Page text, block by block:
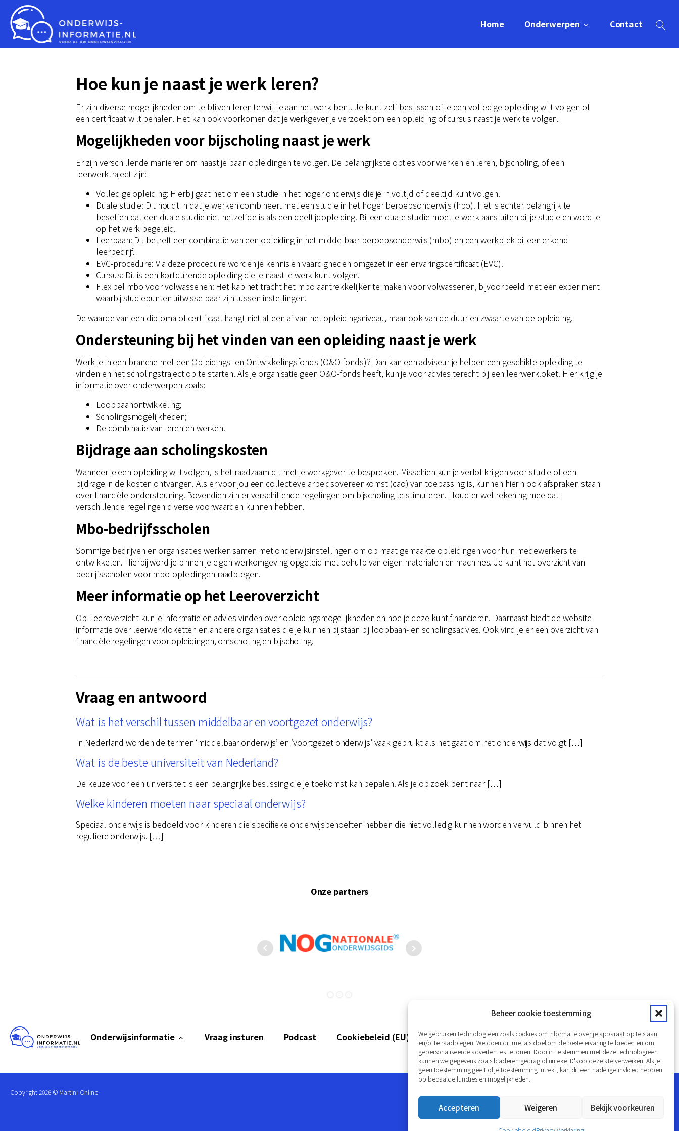
Beheer cookie toestemming
We gebruiken technologieën zoals cookies om informatie over je apparaat op te slaan
en/of te raadplegen. We doen dit met als doel om de beste ervaring te bieden en om
gepersonaliseerde advertenties te tonen. Door in te stemmen met deze technologieën
kunnen we gegevens zoals bladeren gedrag of unieke ID's op deze site verwerken. Als je
geen toestemming geeft of je toestemming intrekt, kan dit een nadelige invloed hebben
op bepaalde functies en mogelijkheden.
Accepteren Weigeren Bekijk voorkeuren
Home Onderwerpen Contact
Hoe kun je naast je werk leren?
Er zijn diverse mogelijkheden om te blijven leren terwijl je aan het werk bent. Je kunt zelf beslissen of je een volledige opleiding wilt volgen of
een certificaat wilt behalen. Het kan ook voorkomen dat je werkgever je verzoekt om een opleiding of cursus naast je werk te volgen.
Mogelijkheden voor bijscholing naast je werk
Er zijn verschillende manieren om naast je baan opleidingen te volgen. De belangrijkste opties voor werken en leren, bijscholing, of een
leerwerktraject zijn:
Volledige opleiding: Hierbij gaat het om een studie in het hoger onderwijs die je in voltijd of deeltijd kunt volgen.
Duale studie: Dit houdt in dat je werken combineert met een studie in het hoger beroepsonderwijs (hbo). Het is echter belangrijk te
beseffen dat een duale studie niet hetzelfde is als een deeltijdopleiding. Bij een duale studie moet je werk aansluiten bij je studie en word je
op het werk begeleid.
Leerbaan: Dit betreft een combinatie van een opleiding in het middelbaar beroepsonderwijs (mbo) en een werkplek bij een erkend
leerbedrijf.
EVC-procedure: Via deze procedure worden je kennis en vaardigheden omgezet in een ervaringscertificaat (EVC).
Cursus: Dit is een kortdurende opleiding die je naast je werk kunt volgen.
Flexibel mbo voor volwassenen: Het kabinet tracht het mbo aantrekkelijker te maken voor volwassenen, bijvoorbeeld met een experiment
waarbij studiepunten uitwisselbaar zijn tussen instellingen.
De waarde van een diploma of certificaat hangt niet alleen af van het opleidingsniveau, maar ook van de duur en zwaarte van de opleiding.
Ondersteuning bij het vinden van een opleiding naast je werk
Werk je in een branche met een Opleidings- en Ontwikkelingsfonds (O&O-fonds)? Dan kan een adviseur je helpen een geschikte opleiding te
vinden en het scholingstraject op te starten. Als je organisatie geen O&O-fonds heeft, kun je voor advies terecht bij een leerwerkloket. Hier krijg je
informatie over onderwerpen zoals:
Loopbaanontwikkeling;
Scholingsmogelijkheden;
De combinatie van leren en werken.
Bijdrage aan scholingskosten
Wanneer je een opleiding wilt volgen, is het raadzaam dit met je werkgever te bespreken. Misschien kun je verlof krijgen voor studie of een
bijdrage in de kosten ontvangen. Als er voor jou een collectieve arbeidsovereenkomst (cao) van toepassing is, kunnen hierin ook afspraken staan
over financiële ondersteuning. Bovendien zijn er verschillende regelingen om bijscholing te stimuleren. Houd er wel rekening mee dat
verschillende regelingen diverse voorwaarden kunnen hebben.
Mbo-bedrijfsscholen
Sommige bedrijven en organisaties werken samen met onderwijsinstellingen om op maat gemaakte opleidingen voor hun medewerkers te
ontwikkelen. Hierbij word je binnen je eigen werkomgeving opgeleid met behulp van eigen materialen en machines. Je kunt het overzicht van
bedrijfsscholen voor mbo-opleidingen raadplegen.
Meer informatie op het Leeroverzicht
Op Leeroverzicht kun je informatie en advies vinden over opleidingsmogelijkheden en hoe je deze kunt financieren. Daarnaast biedt de website
informatie over leerwerkloketten en andere organisaties die je kunnen bijstaan bij loopbaan- en scholingsadvies. Ook vind je er een overzicht van
financiële regelingen voor opleidingen, omscholing en bijscholing.
Vraag en antwoord
Wat is het verschil tussen middelbaar en voortgezet onderwijs?
In Nederland worden de termen ‘middelbaar onderwijs’ en ‘voortgezet onderwijs’ vaak gebruikt als het gaat om het onderwijs dat volgt […]
Wat is de beste universiteit van Nederland?
De keuze voor een universiteit is een belangrijke beslissing die je toekomst kan bepalen. Als je op zoek bent naar […]
Welke kinderen moeten naar speciaal onderwijs?
Speciaal onderwijs is bedoeld voor kinderen die specifieke onderwijsbehoeften hebben die niet volledig kunnen worden vervuld binnen het
reguliere onderwijs. […]
Onze partners
Onderwijsinformatie Vraag insturen Podcast Cookiebeleid (EU) Disclaimer Privacy Verklaring Van onze partners
Copyright2026© Martini-Online